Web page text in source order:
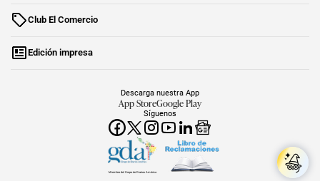
Club El Comercio
Edición impresa
Síguenos
Descarga nuestra App
App StoreGoogle Play
Miembro del Grupo de Diarios América